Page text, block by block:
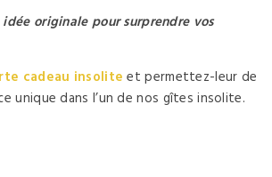
idée originale pour surprendre vos
cadeau insolite et permettez-leur de
unique dans l’un de nos gîtes insolite.